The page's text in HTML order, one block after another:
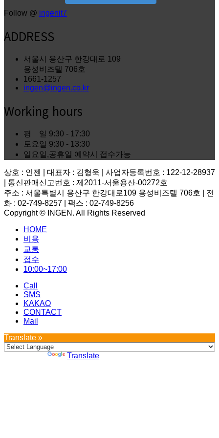
Follow @ ingenit7
ADDRESS
서울시 용산구 한강대로 109
용성비즈텔 706호
1661-1257
ingen@ingen.co.kr
Working hours
평 일 9:30 - 17:30
토요일 9:30 - 13:30
일요일,공휴일 예약시 접수가능
상호 : 인젠 | 대표자 : 김형욱 | 사업자등록번호 : 122-12-28937
| 통신판매신고번호 : 제2011-서울용산-00272호
주소 : 서울특별시 용산구 한강대로109 용성비즈텔 706호 | 전
화 : 02-749-8257 | 팩스 : 02-749-8256
Copyright © INGEN. All Rights Reserved
HOME
비용
교통
접수
10:00~17:00
Call
SMS
KAKAO
CONTACT
Mail
Translate »
Translate